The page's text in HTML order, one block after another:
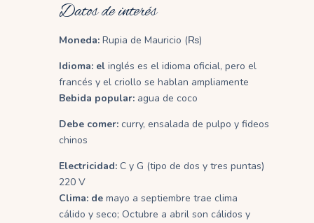
Datos de interés
Moneda: Rupia de Mauricio (₨)
Idioma: el inglés es el idioma oficial, pero el
francés y el criollo se hablan ampliamente
Bebida popular: agua de coco
Debe comer: curry, ensalada de pulpo y fideos
chinos
Electricidad: C y G (tipo de dos y tres puntas)
220 V
Clima: de mayo a septiembre trae clima
cálido y seco; Octubre a abril son cálidos y